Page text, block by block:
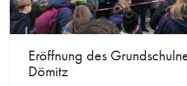
Eröffnung des
Dömitz